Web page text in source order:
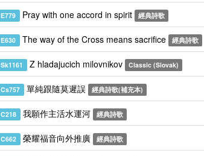
E779 Pray with one accord in spirit 經典詩歌
E630 The way of the Cross means sacrifice 經典詩歌
Sk1161 Z hladajucich milovnikov Classic (Slovak)
Cs757 單純跟隨莫遲誤 經典詩歌(補充本)
C218 我願作主活水運河 經典詩歌
C662 榮耀福音向外推廣 經典詩歌